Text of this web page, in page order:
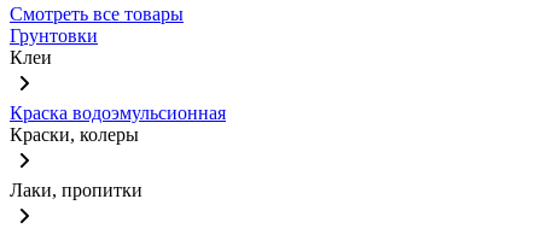
Смотреть все товары
Грунтовки
Клеи
Краска водоэмульсионная
Краски, колеры
Лаки, пропитки